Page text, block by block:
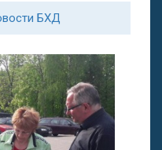
БХД